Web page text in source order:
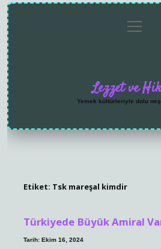
menüyü
aç
Lezzet ve
Yemek kültürleriyle dolu
Etiket: Tsk mareşal kimdir
Türkiyede Büyük Amiral
Tarih: Ekim 16, 2024